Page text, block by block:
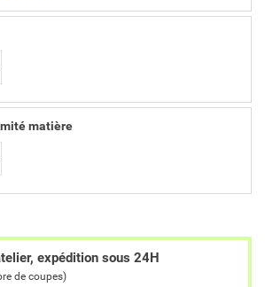
matière
expédition sous 24H
de coupes)